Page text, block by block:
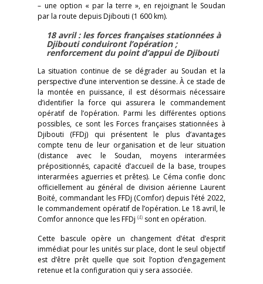
– une option « par la terre », en rejoignant le Soudan
par la route depuis Djibouti (1 600 km).
18 avril : les forces françaises stationnées à
Djibouti conduiront l’opération ;
renforcement du point d’appui de Djibouti
La situation continue de se dégrader au Soudan et la
perspective d’une intervention se dessine. À ce stade de
la montée en puissance, il est désormais nécessaire
d’identifier la force qui assurera le commandement
opératif de l’opération. Parmi les différentes options
possibles, ce sont les Forces françaises stationnées à
Djibouti (FFDj) qui présentent le plus d’avantages
compte tenu de leur organisation et de leur situation
(distance avec le Soudan, moyens interarmées
prépositionnés, capacité d’accueil de la base, troupes
interarmées aguerries et prêtes). Le Céma confie donc
officiellement au général de division aérienne Laurent
Boïté, commandant les FFDj (Comfor) depuis l’été 2022,
le commandement opératif de l’opération. Le 18 avril, le
Comfor annonce que les FFDj (4) sont en opération.
Cette bascule opère un changement d’état d’esprit
immédiat pour les unités sur place, dont le seul objectif
est d’être prêt quelle que soit l’option d’engagement
retenue et la configuration qui y sera associée.